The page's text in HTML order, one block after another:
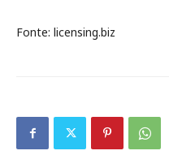
Fonte: licensing.biz